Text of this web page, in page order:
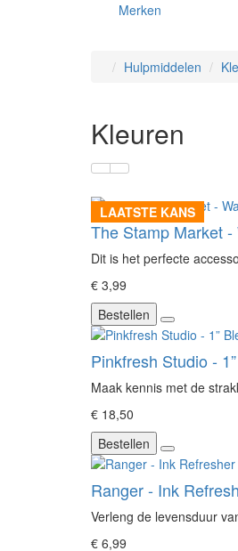
Merken
Hulpmiddelen
Kleuren
LAATSTE KANS
The Stamp Market
Dit is het perfecte
€ 3,99
Bestellen
Pinkfresh Studio -
Maak kennis met de
€ 18,50
Bestellen
Ranger - Ink
Verleng de levensduur
€ 6,99